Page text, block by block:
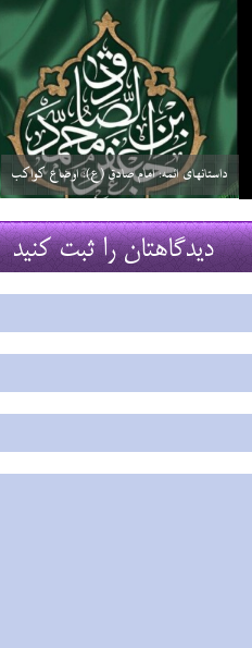
داستان های ائمه: امام صادق (ع): گره گشائی
29 اسفند 03
دیدگاهتان را ثبت کنید